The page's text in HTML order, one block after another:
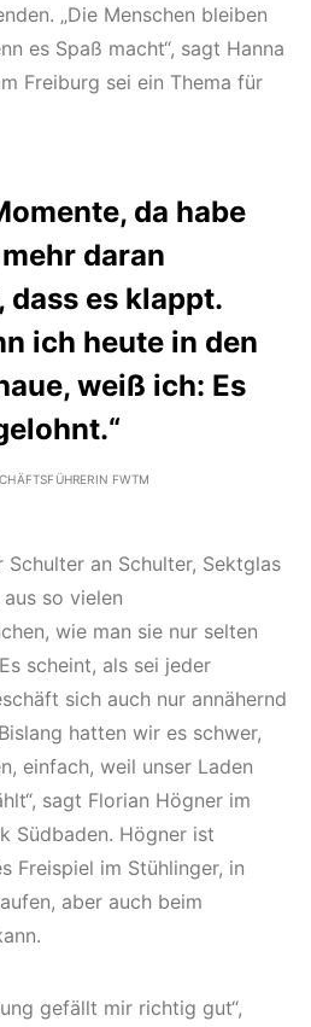
„Die Menschen bleiben
es Spaß macht“, sagt Hanna
Freiburg sei ein Thema für
da habe
daran
dass es klappt.
ich heute in den
weiß ich: Es
FWTM
Schulter an Schulter, Sektglas
so vielen
wie man sie nur selten
scheint, als sei jeder
sich auch nur annähernd
hatten wir es schwer,
einfach, weil unser Laden
sagt Florian Högner im
Südbaden. Högner ist
Freispiel im Stühlinger, in
aber auch beim
gefällt mir richtig gut“,